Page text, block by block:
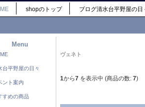
shopのトップ ブログ清水台平野屋の日
Menu
台平野屋の日々
ント案内
すめの商品
ヴェネト
1から7 を表示中 (商品の数: 7)